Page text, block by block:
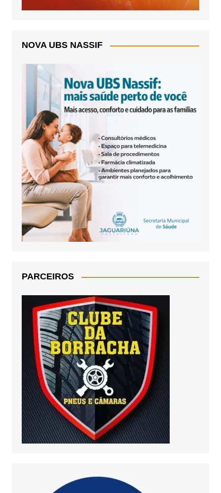
NOVA UBS NASSIF
PARCEIROS